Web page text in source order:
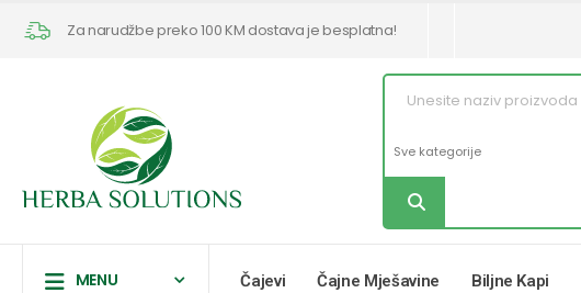
Za narudžbe preko 100 KM dostava je besplatna!
MENU Čajevi Čajne Mješavine Biljne Kapi